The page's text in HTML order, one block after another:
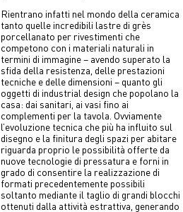
Rientrano infatti nel mondo della ceramica
tanto quelle incredibili lastre di grès
porcellanato per rivestimenti che
competono con i materiali naturali in
termini di immagine – avendo superato la
sfida della resistenza, delle prestazioni
tecniche e delle dimensioni – quanto gli
oggetti di industrial design che popolano la
casa: dai sanitari, ai vasi fino ai
complementi per la tavola. Ovviamente
l’evoluzione tecnica che più ha influito sul
disegno e la finitura degli spazi per abitare
riguarda proprio le possibilità offerte da
nuove tecnologie di pressatura e forni in
grado di consentire la realizzazione di
formati precedentemente possibili
soltanto mediante il taglio di grandi blocchi
ottenuti dalla attività estrattiva, generando